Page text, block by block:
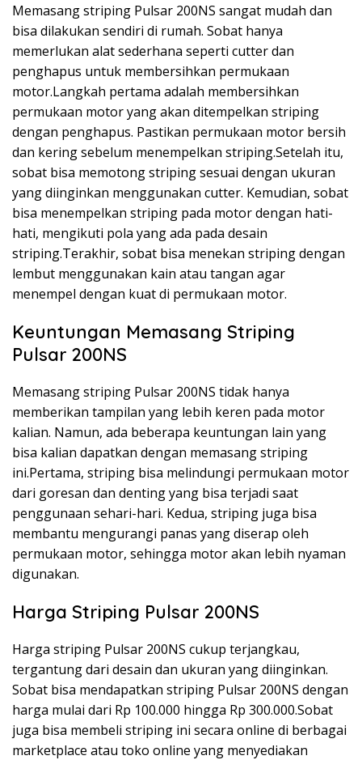
Memasang striping Pulsar 200NS sangat mudah dan
bisa dilakukan sendiri di rumah. Sobat hanya
memerlukan alat sederhana seperti cutter dan
penghapus untuk membersihkan permukaan
motor.Langkah pertama adalah membersihkan
permukaan motor yang akan ditempelkan striping
dengan penghapus. Pastikan permukaan motor bersih
dan kering sebelum menempelkan striping.Setelah itu,
sobat bisa memotong striping sesuai dengan ukuran
yang diinginkan menggunakan cutter. Kemudian, sobat
bisa menempelkan striping pada motor dengan hati-
hati, mengikuti pola yang ada pada desain
striping.Terakhir, sobat bisa menekan striping dengan
lembut menggunakan kain atau tangan agar
menempel dengan kuat di permukaan motor.
Keuntungan Memasang Striping
Pulsar 200NS
Memasang striping Pulsar 200NS tidak hanya
memberikan tampilan yang lebih keren pada motor
kalian. Namun, ada beberapa keuntungan lain yang
bisa kalian dapatkan dengan memasang striping
ini.Pertama, striping bisa melindungi permukaan motor
dari goresan dan denting yang bisa terjadi saat
penggunaan sehari-hari. Kedua, striping juga bisa
membantu mengurangi panas yang diserap oleh
permukaan motor, sehingga motor akan lebih nyaman
digunakan.
Harga Striping Pulsar 200NS
Harga striping Pulsar 200NS cukup terjangkau,
tergantung dari desain dan ukuran yang diinginkan.
Sobat bisa mendapatkan striping Pulsar 200NS dengan
harga mulai dari Rp 100.000 hingga Rp 300.000.Sobat
juga bisa membeli striping ini secara online di berbagai
marketplace atau toko online yang menyediakan